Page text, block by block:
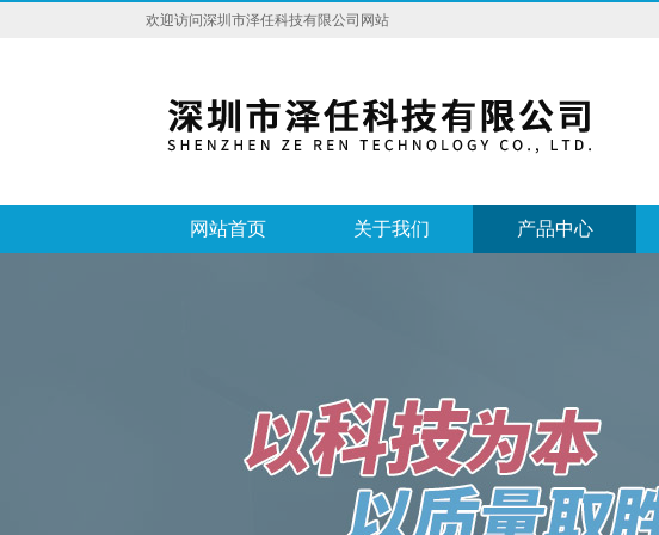
欢迎访问深圳市泽任科技有限公司网站
网站首页 关于我们 产品中心